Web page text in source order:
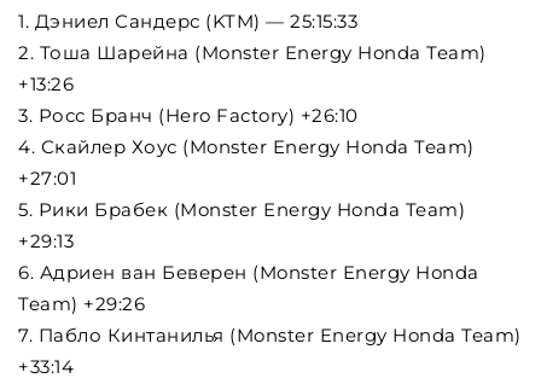
1. Дэниел Сандерс (KTM) — 25:15:33
2. Тоша Шарейна (Monster Energy Honda Team)
+13:26
3. Росс Бранч (Hero Factory) +26:10
4. Скайлер Хоус (Monster Energy Honda Team)
+27:01
5. Рики Брабек (Monster Energy Honda Team)
+29:13
6. Адриен ван Беверен (Monster Energy Honda
Team) +29:26
7. Пабло Кинтанилья (Monster Energy Honda Team)
+33:14